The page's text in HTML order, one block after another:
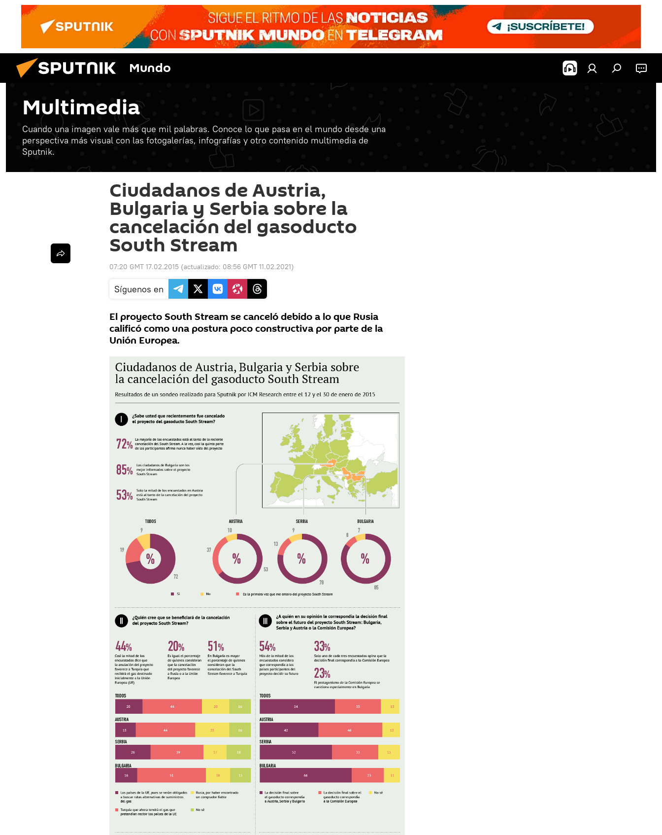
Mundo
Multimedia
Cuando una imagen vale más que mil palabras. Conoce lo que pasa en el mundo desde una
perspectiva más visual con las fotogalerías, infografías y otro contenido multimedia de
Sputnik.
Ciudadanos de Austria,
Bulgaria y Serbia sobre la
cancelación del gasoducto
South Stream
07:20 GMT 17.02.2015 (actualizado: 08:56 GMT 11.02.2021)
Síguenos en
El proyecto South Stream se canceló debido a lo que Rusia
calificó como una postura poco constructiva por parte de la
Unión Europea.